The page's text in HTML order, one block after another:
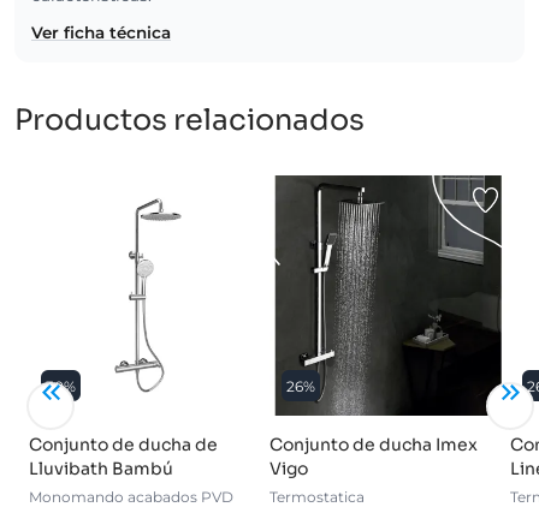
Ver ficha técnica
Productos relacionados
30%
Conjunto de ducha de
Lluvibath Bambú
Monomando acabados PVD
26%
Conjunto de ducha Imex
Vigo
Termostatica